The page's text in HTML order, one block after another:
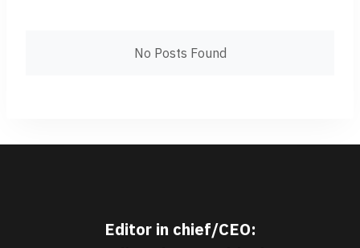
No Posts Found
Editor in chief/CEO: